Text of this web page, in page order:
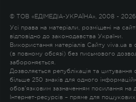
© ТОВ «ЕДІМЕДІА-УКРАЇНА», 2008 - 2026
Усі права на матеріали, розміщені на
відповідно до законодавства України.
Використання матеріалів Сайту viva.ua в
(в повному обсязі) без письмового
забороняється.
Дозволяється републікація та цитування
більше 250 знаків для одного
обов'язковим зазначенням посилання на
Інтернет-ресурсів – пряме для